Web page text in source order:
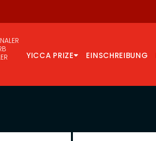
YICCA PRIZE EINSCHREIBUNG